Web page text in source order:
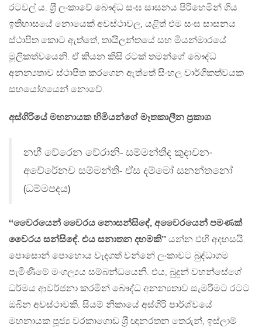
රටවල් ය. ශ‍්‍රී ලංකාවේ බෞද්ධ සංඝ සාසනය පිරිහෙමින් ගිය
ඉතිහාසයේ නොයෙක් අවස්ථාවල, යළිත් එම සංඝ සාසනය
ස්ථාපිත කොට ඇත්තේ, තායිලන්තයේ සහ මියන්මාරයේ
මූලිකත්වයෙනි. ඒ කියන කිසි රටක් තමන්ගේ බෞද්ධ
අනන්‍යතාව ස්ථාපිත කරගෙන ඇත්තේ සිංහල වාර්ගිකත්වයක
සහයෝගයෙන් නොවේ.
අස්ගිරියේ මහනායක හිමියන්ගේ මෑතකාලීන ප‍්‍රකාශ
නහී වේරෙන වේරානි- සම්මන්තීද කුදාචනං
අවේරේනච සම්මන්ති- ඒස දම්මෝ සනන්තනෝ
(ධම්මපදය)
‘‘වෛරයෙන් වෛරය නොසන්සිඳේ, අවෛරයෙන් පමණක්
වෛරය සන්සිඳේ. එය සනාතන දහමකි’’ යන්න එහි අදහසයි.
පොසොන් පොහොය වැදගත් වන්නේ ලංකාවට බුද්ධාගම
පැමිණීමේ මංගල්‍යය සම්බන්ධයෙනි. එය, බුදුන් වහන්සේගේ
ධර්මය ආවර්ජනා කරමින් බෞද්ධ අනන්‍යතාව සැමරීමට රටට
ඔබින අවස්ථාවකි. සියම් නිකායේ අස්ගිරි පාර්ශ්වයේ
මහනායක පූජ්‍ය වරකාගොඩ ශ‍්‍රී ඥානරතන තෙරුන්, ඉස්ලාම්